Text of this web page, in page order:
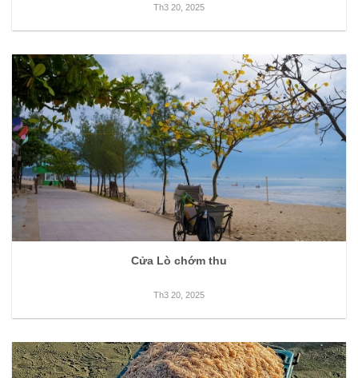
Th3 20, 2025
Cửa Lò chớm thu
Th3 20, 2025